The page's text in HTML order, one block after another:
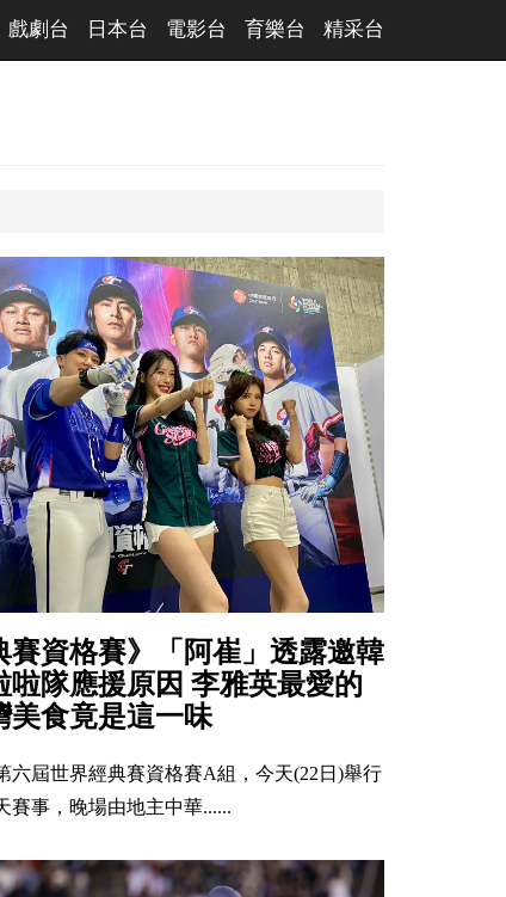
戲劇台 日本台 電影台 育樂台 精采台
賽資格賽》「阿崔」透露邀韓
啦隊應援原因 李雅英最愛的
美食竟是這一味
六屆世界經典賽資格賽A組，今天(22日)舉行
賽事，晚場由地主中華......